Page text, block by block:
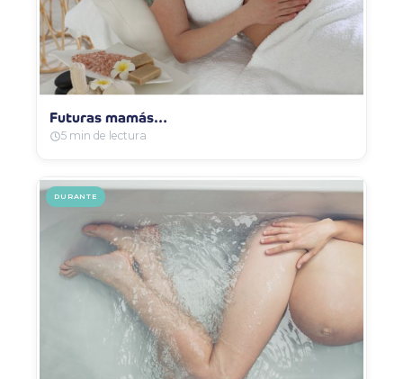
Futuras mamás…
5 min de lectura
DURANTE